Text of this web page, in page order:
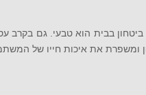
בבית הוא טבעי. גם
ומשפרת את איכות חייו של